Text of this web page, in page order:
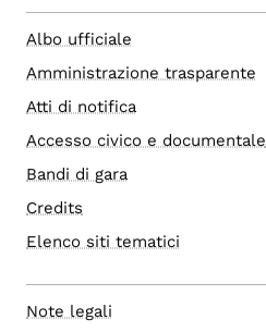
Albo ufficiale
Amministrazione trasparente
Atti di notifica
Accesso civico e documentale
Bandi di gara
Credits
Elenco siti tematici
Note legali